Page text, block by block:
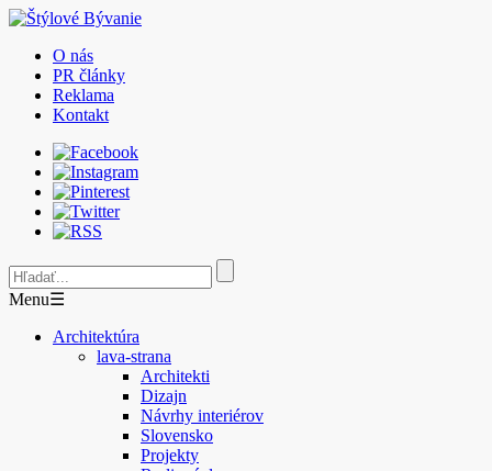
O nás
PR články
Reklama
Kontakt
Menu☰
Architektúra
lava-strana
Architekti
Dizajn
Návrhy interiérov
Slovensko
Projekty